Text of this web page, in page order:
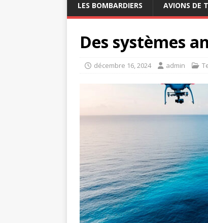
LES BOMBARDIERS AVIONS DE
Des systèmes
décembre 16, 2024 admin